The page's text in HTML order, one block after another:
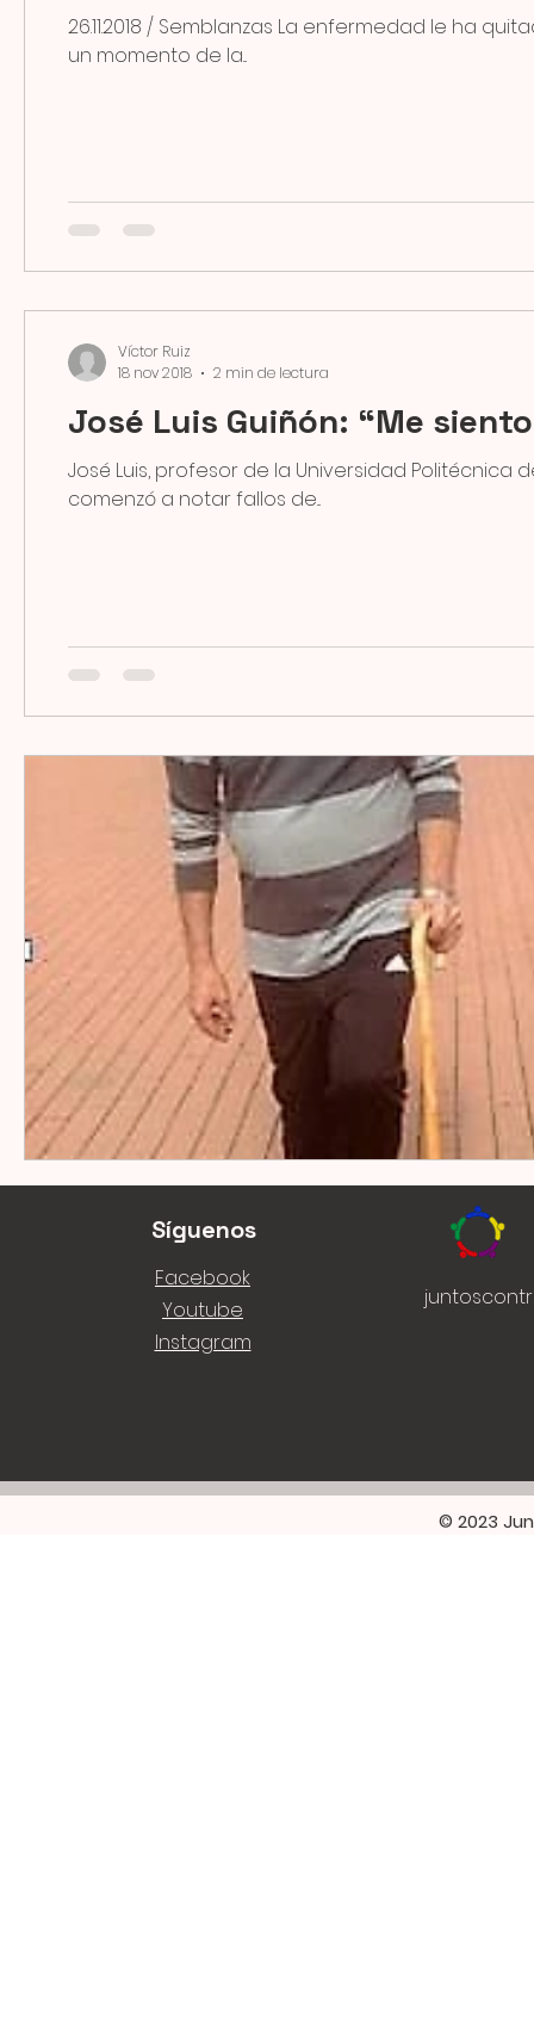
26.11.2018 / Semblanzas La enfermedad le ha quitado la libertad para disponer de su tiempo, me dijo Ana en
un momento de la...
José Luis Guiñón: “Me
José Luis, profesor de la Universidad Politécnica
comenzó a notar fallos de...
Víctor Ruiz
18 nov 2018
2 min de lectura
Síguenos
Facebook
Youtube
Instagram
© 2023